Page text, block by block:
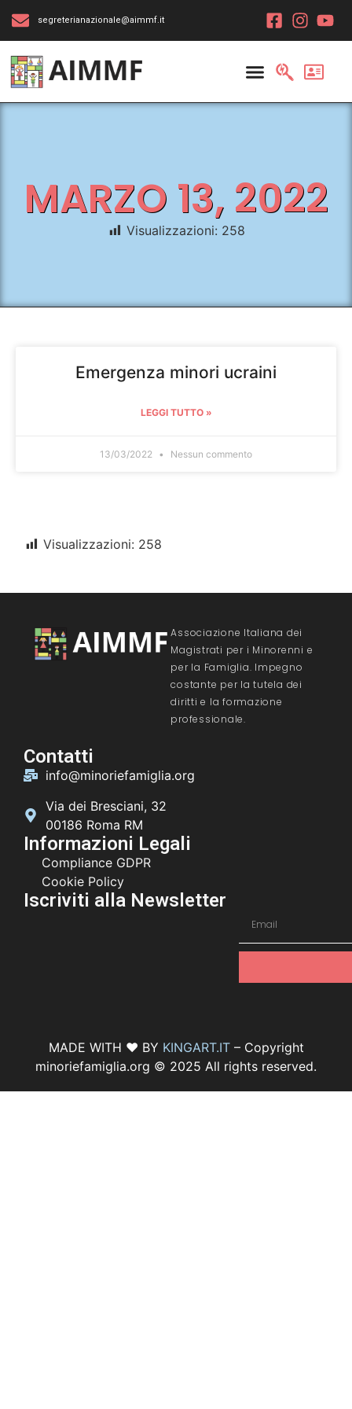
segreterianazionale@aimmf.it
MARZO 13, 2022
Visualizzazioni: 258
Emergenza minori ucraini
LEGGI TUTTO »
13/03/2022 Nessun commento
Visualizzazioni: 258
Associazione Italiana dei
Magistrati per i Minorenni e
per la Famiglia. Impegno
costante per la tutela dei
diritti e la formazione
professionale.
Contatti
info@minoriefamiglia.org
Via dei Bresciani, 32
00186 Roma RM
Informazioni Legali
Compliance GDPR
Cookie Policy
Iscriviti alla Newsletter
MADE WITH ♥ BY KINGART.IT– Copyright
minoriefamiglia.org © 2025 All rights reserved.